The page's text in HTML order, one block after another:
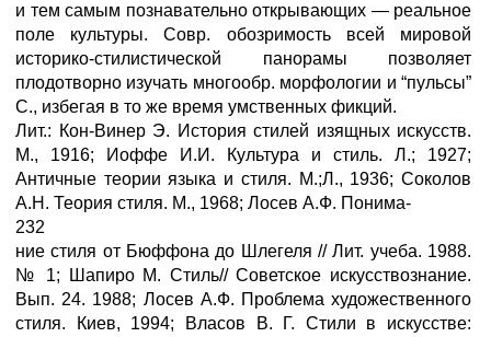
и тем самым познавательно открывающих — реальное
поле культуры. Совр. обозримость всей мировой
историко-стилистической панорамы позволяет
плодотворно изучать многообр. морфологии и “пульсы”
С., избегая в то же время умственных фикций.
Лит.: Кон-Винер Э. История стилей изящных искусств.
М., 1916; Иоффе И.И. Культура и стиль. Л.; 1927;
Античные теории языка и стиля. М.;Л., 1936; Соколов
А.Н. Теория стиля. М., 1968; Лосев А.Ф. Понима-
232
ние стиля от Бюффона до Шлегеля // Лит. учеба. 1988.
№ 1; Шапиро М. Стиль// Советское искусствознание.
Вып. 24. 1988; Лосев А.Ф. Проблема художественного
стиля. Киев, 1994; Власов В. Г. Стили в искусстве: